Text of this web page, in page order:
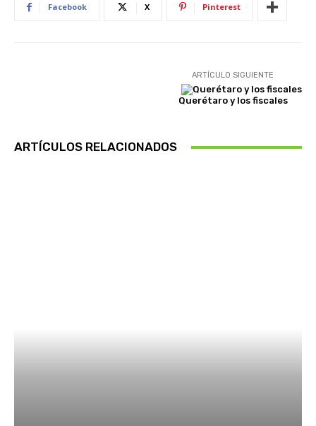
Facebook X Pinterest
ARTÍCULO SIGUIENTE
Querétaro y los fiscales
ARTÍCULOS RELACIONADOS